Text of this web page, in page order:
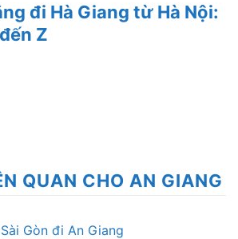
đi Hà Giang từ Hà Nội:
Z
QUAN CHO AN GIANG